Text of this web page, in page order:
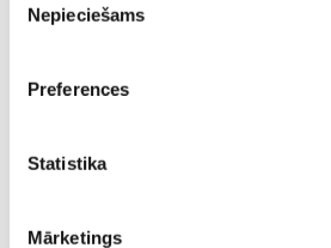
izvēle
Nepieciešams
Preferences
Statistika
Mārketings

Ar ārsta-speciālista (pilnu